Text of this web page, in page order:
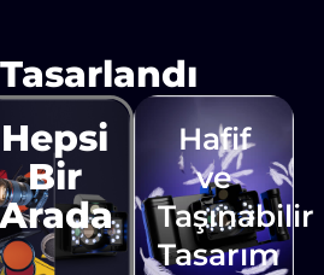
Hepsi
Bir
Hafif
ve
Taşınabilir
Tasarım